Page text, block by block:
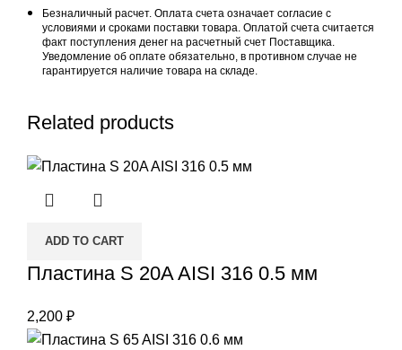
Безналичный расчет. Оплата счета означает согласие с
условиями и сроками поставки товара. Оплатой счета считается
факт поступления денег на расчетный счет Поставщика.
Уведомление об оплате обязательно, в противном случае не
гарантируется наличие товара на складе.
Related products
ADD TO CART
Пластина S 20A AISI 316 0.5 мм
2,200 ₽